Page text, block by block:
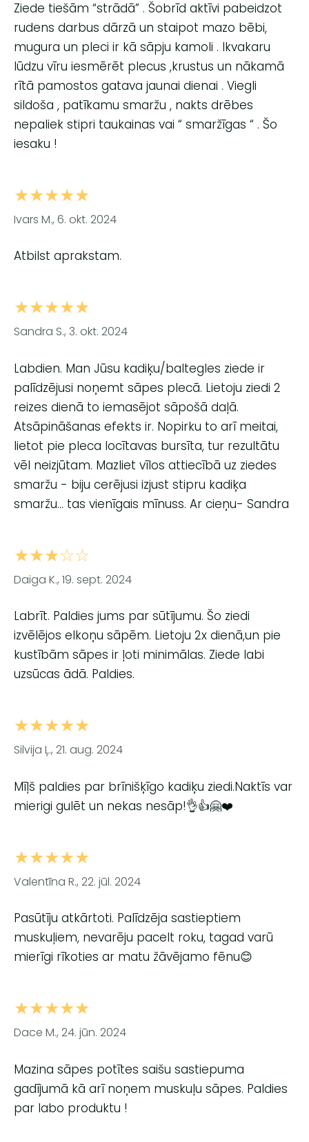
Ziede tiešām “strādā” . Šobrīd aktīvi pabeidzot
rudens darbus dārzā un staipot mazo bēbi,
mugura un pleci ir kā sāpju kamoli . Ikvakaru
lūdzu vīru iesmērēt plecus ,krustus un nākamā
rītā pamostos gatava jaunai dienai . Viegli
sildoša , patīkamu smaržu , nakts drēbes
nepaliek stipri taukainas vai “ smaržīgas “ . Šo
iesaku !
★★★★★
Ivars M., 6. okt. 2024
Atbilst aprakstam.
★★★★★
Sandra S., 3. okt. 2024
Labdien. Man Jūsu kadiķu/baltegles ziede ir
palīdzējusi noņemt sāpes plecā. Lietoju ziedi 2
reizes dienā to iemasējot sāpošā daļā.
Atsāpināšanas efekts ir. Nopirku to arī meitai,
lietot pie pleca locītavas bursīta, tur rezultātu
vēl neizjūtam. Mazliet vīlos attiecībā uz ziedes
smaržu - biju cerējusi izjust stipru kadiķa
smaržu... tas vienīgais mīnuss. Ar cieņu- Sandra
★★★☆☆
Daiga K., 19. sept. 2024
Labrīt. Paldies jums par sūtījumu. Šo ziedi
izvēlējos elkoņu sāpēm. Lietoju 2x dienā,un pie
kustībām sāpes ir ļoti minimālas. Ziede labi
uzsūcas ādā. Paldies.
★★★★★
Silvija Ļ., 21. aug. 2024
Mīļš paldies par brīnišķīgo kadiķu ziedi.Naktīs var
mierigi gulēt un nekas nesāp!👌👍🤗❤️
★★★★★
Valentīna R., 22. jūl. 2024
Pasūtīju atkārtoti. Palīdzēja sastieptiem
muskuļiem, nevarēju pacelt roku, tagad varū
mierīgi rīkoties ar matu žāvējamo fēnu😊
★★★★★
Dace M., 24. jūn. 2024
Mazina sāpes potītes saišu sastiepuma
gadījumā kā arī noņem muskuļu sāpes. Paldies
par labo produktu !